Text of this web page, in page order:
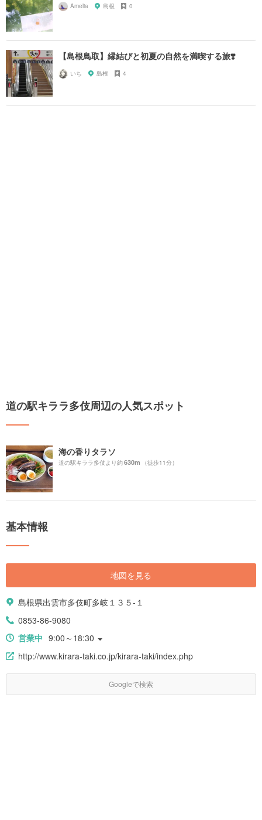
Amelia 島根 0
【島根鳥取】縁結びと初夏の自然を満喫する旅❣️
いち 島根 4
道の駅キララ多伎周辺の人気スポット
海の香りタラソ
道の駅キララ多伎より約630m （徒歩11分）
基本情報
地図を見る
島根県出雲市多伎町多岐１３５-１
0853-86-9080
営業中 9:00～18:30
http://www.kirara-taki.co.jp/kirara-taki/index.php
Googleで検索